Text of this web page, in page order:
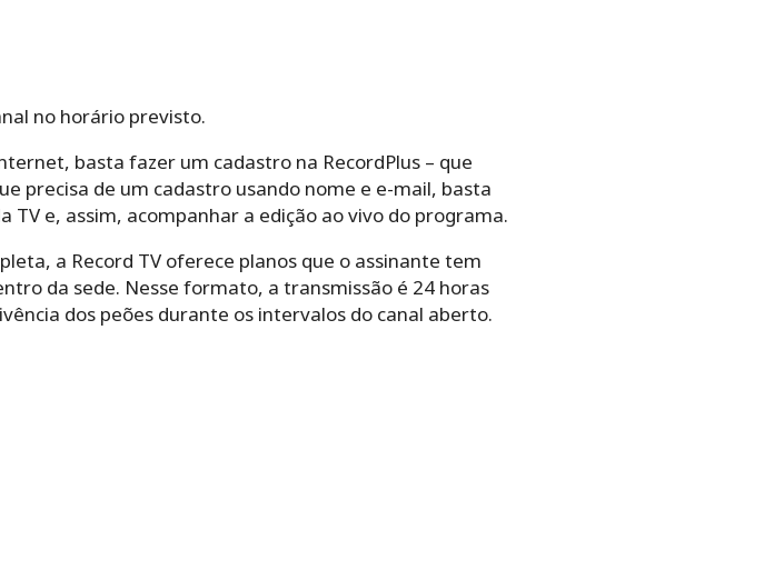
no horário previsto.
basta fazer um cadastro na RecordPlus – que
precisa de um cadastro usando nome e e-mail, basta
TV e, assim, acompanhar a edição ao vivo do programa.
a Record TV oferece planos que o assinante tem
da sede. Nesse formato, a transmissão é 24 horas
dos peões durante os intervalos do canal aberto.